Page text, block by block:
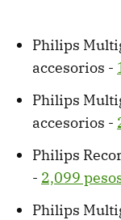
Philips
accesorios -
Philips
accesorios -
Philips
- 2,099
Philips